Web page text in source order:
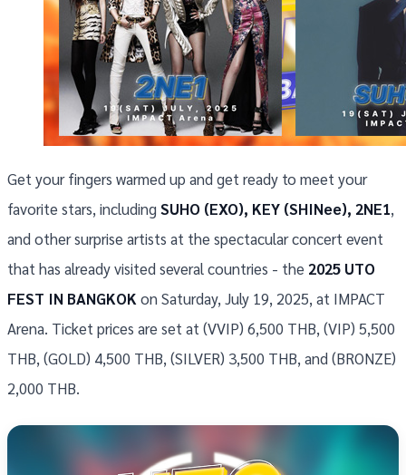
Get your fingers warmed up and get ready to meet your
favorite stars, including SUHO (EXO), KEY (SHINee), 2NE1,
and other surprise artists at the spectacular concert event
that has already visited several countries - the 2025 UTO
FEST IN BANGKOKon Saturday, July 19, 2025, at IMPACT
Arena. Ticket prices are set at (VVIP) 6,500 THB, (VIP) 5,500
THB, (GOLD) 4,500 THB, (SILVER) 3,500 THB, and (BRONZE)
2,000 THB.